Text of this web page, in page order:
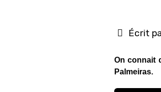
Écrit
On connait
Palmeiras.